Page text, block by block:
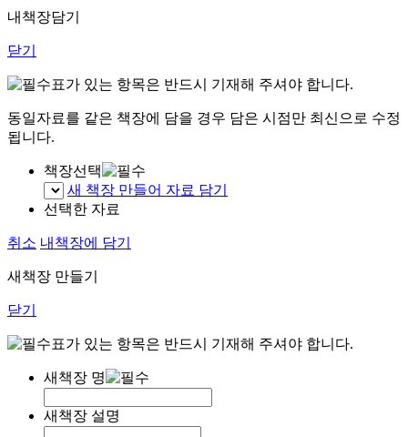
내책장담기
닫기
표가 있는 항목은 반드시 기재해 주셔야 합니다.
동일자료를 같은 책장에 담을 경우 담은 시점만 최신으로 수정
됩니다.
책장선택
새 책장 만들어 자료 담기
선택한 자료
취소 내책장에 담기
새책장 만들기
닫기
표가 있는 항목은 반드시 기재해 주셔야 합니다.
새책장 명
새책장 설명